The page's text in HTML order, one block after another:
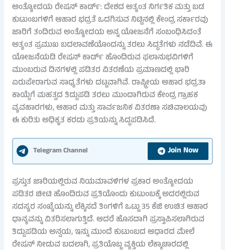
ಅಂತ್ಯೋದಯ ರೇಷನ್ ಕಾರ್ಡ್: ದೇಶದ ಅತ್ಯಂತ ನಿರ್ಗತಿಕ ಮತ್ತು ಬಡ
ಕುಟುಂಬಗಳಿಗೆ ಆಹಾರ ಭದ್ರತೆ ಒದಗಿಸುವ ನಿಟ್ಟಿನಲ್ಲಿ ಕೇಂದ್ರ ಸರ್ಕಾರವು
ಜಾರಿಗೆ ತಂದಿರುವ ಅಂತ್ಯೋದಯ ಅನ್ನ ಯೋಜನೆಗೆ ಸಂಬಂಧಿಸಿದಂತೆ
ಅತ್ಯಂತ ಪ್ರಮುಖ ಬದಲಾವಣೆಯೊಂದನ್ನು ತರಲು ಸಿದ್ಧತೆಗಳು ನಡೆದಿವೆ. ಈ
ಯೋಜನೆಯಡಿ ರೇಷನ್ ಕಾರ್ಡ್ ಹೊಂದಿರುವ ಫಲಾನುಭವಿಗಳಿಗೆ
ಮುಂಬರುವ ದಿನಗಳಲ್ಲಿ ಪಡಿತರ ವಿತರಣೆಯ ಪ್ರಮಾಣದಲ್ಲಿ ಭಾರಿ
ಏರುಪೇರಾಗುವ ಸಾಧ್ಯತೆಗಳು ದಟ್ಟವಾಗಿವೆ. ರಾಷ್ಟ್ರೀಯ ಆಹಾರ ಭದ್ರತಾ
ಕಾಯ್ದೆಗೆ ಮಹತ್ವದ ತಿದ್ದುಪಡಿ ತರಲು ಮುಂದಾಗಿರುವ ಕೇಂದ್ರ ಗ್ರಾಹಕ
ವ್ಯವಹಾರಗಳು, ಆಹಾರ ಮತ್ತು ಸಾರ್ವಜನಿಕ ವಿತರಣಾ ಸಚಿವಾಲಯವು
ಈ ಕುರಿತು ಅಧಿಕೃತ ಕರಡು ಪ್ರತಿಯನ್ನು ಸಿದ್ಧಪಡಿಸಿದೆ.
Telegram Channel Join Now
ಪ್ರಸ್ತುತ ಜಾರಿಯಲ್ಲಿರುವ ನಿಯಮಾವಳಿಗಳ ಪ್ರಕಾರ ಅಂತ್ಯೋದಯ
ಪಡಿತರ ಚೀಟಿ ಹೊಂದಿರುವ ಪ್ರತಿಯೊಂದು ಕುಟುಂಬಕ್ಕೆ ಅದರಲ್ಲಿರುವ
ಸದಸ್ಯರ ಸಂಖ್ಯೆಯನ್ನು ಲೆಕ್ಕಿಸದೆ ತಿಂಗಳಿಗೆ ಒಟ್ಟು 35 ಕೆಜಿ ಉಚಿತ ಆಹಾರ
ಧಾನ್ಯವನ್ನು ವಿತರಿಸಲಾಗುತ್ತಿದೆ. ಆದರೆ ಹೊಸದಾಗಿ ಪ್ರಸ್ತಾಪಿಸಲಾಗಿರುವ
ತಿದ್ದುಪಡಿಯ ಅನ್ವಯ, ಇನ್ನು ಮುಂದೆ ಕುಟುಂಬದ ಆಧಾರದ ಮೇಲೆ
ರೇಷನ್ ನೀಡುವ ಬದಲಾಗಿ, ಪ್ರತಿಯೊಬ್ಬ ವ್ಯಕ್ತಿಯ ಲೆಕ್ಕಾಚಾರದಲ್ಲಿ